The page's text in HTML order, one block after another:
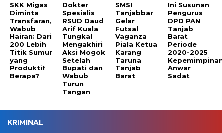
SKK Migas
Diminta
Transfaran,
Wabub
Hairan: Dari
200 Lebih
Titik Sumur
yang
Produktif
Berapa?
Dokter
Spesialis
RSUD Daud
Arif Kuala
Tungkal
Mengakhiri
Aksi Mogok
Setelah
Bupati dan
Wabub
Turun
Tangan
SMSI
Tanjabbar
Gelar
Futsal
Vaganza
Piala Ketua
Karang
Taruna
Tanjab
Barat
Ini Susunan
Pengurus
DPD PAN
Tanjab
Barat
Periode
2020-2025
Anwar
Sadat
KRIMINAL